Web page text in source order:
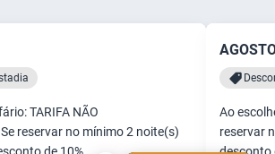
TARIFA NÃO
Se reservar no mínimo 2 noite(s)
Ao
reservar